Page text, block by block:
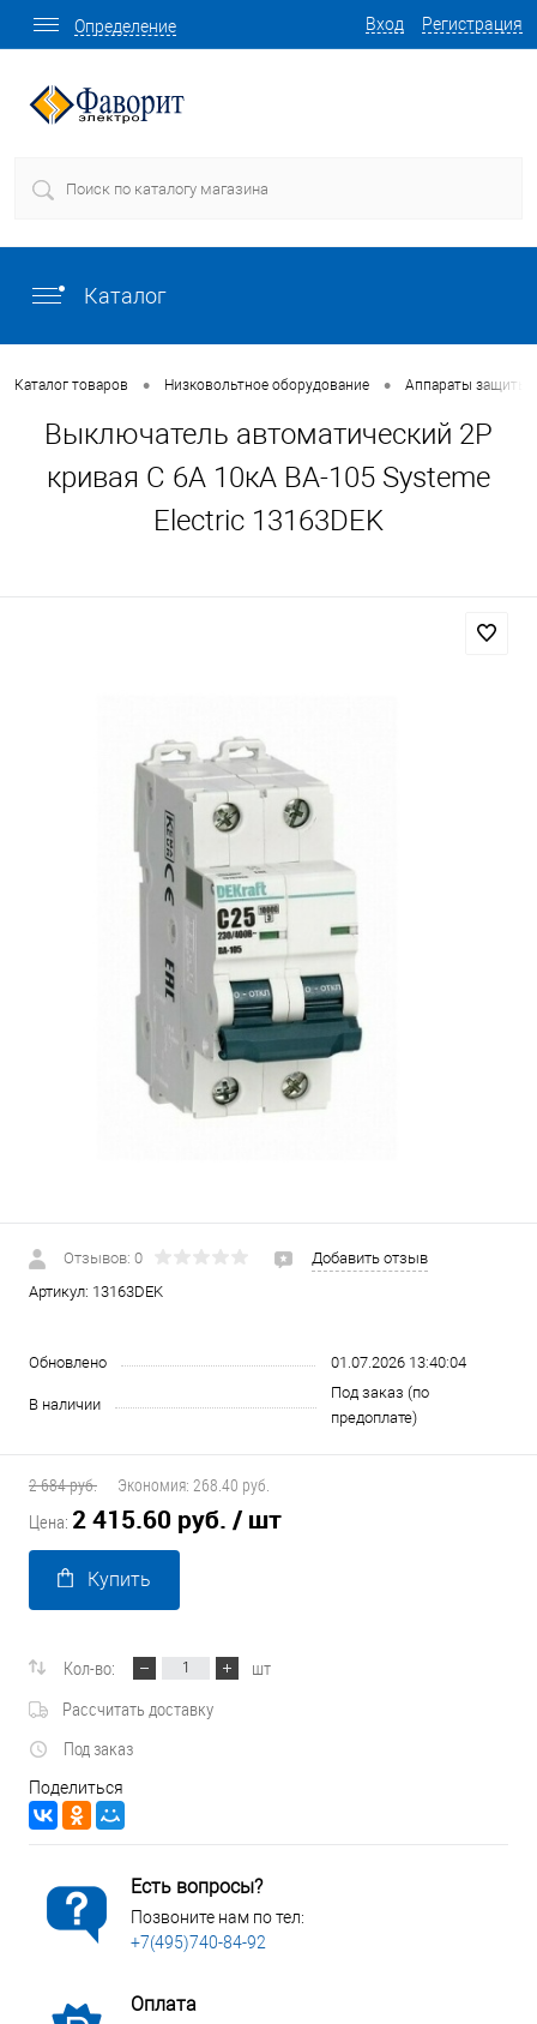
Вход Регистрация
Определение
Каталог
Каталог товаров • Низковольтное оборудование • Аппараты защиты
Выключатель автоматический 2P
кривая C 6A 10кА ВА-105 Systeme
Electric 13163DEK
Отзывов: 0
Добавить отзыв
Артикул: 13163DEK
Обновлено 01.07.2026 13:40:04
В наличии
Под заказ (по
предоплате)
2 684 руб. Экономия: 268.40 руб.
Цена: 2 415.60 руб. / шт
Купить
Кол-во:
шт
Рассчитать доставку
Под заказ
Поделиться
Есть вопросы?
Позвоните нам по тел:
+7(495)740-84-92
Оплата